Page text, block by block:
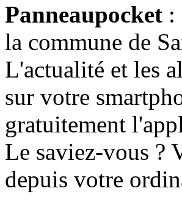
Panneaupocket :
la commune de
L'actualité et les
sur votre
gratuitement
Le saviez-vous ?
depuis votre